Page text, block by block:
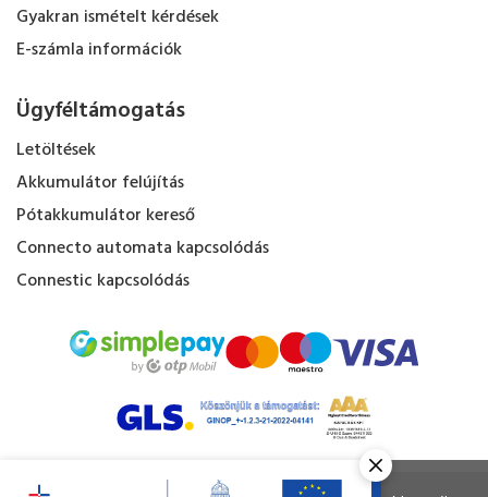
Gyakran ismételt kérdések
E-számla információk
Ügyféltámogatás
Letöltések
Akkumulátor felújítás
Pótakkumulátor kereső
Connecto automata kapcsolódás
Connestic kapcsolódás